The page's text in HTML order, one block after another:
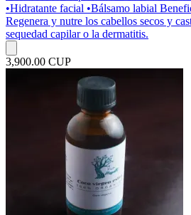
•Hidratante facial •Bálsamo labial
Regenera y nutre los cabellos secos y
sequedad capilar o la dermatitis.
3,900.00 CUP